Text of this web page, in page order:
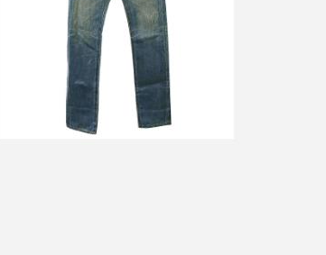
買取金額156,000円
詳しく見る